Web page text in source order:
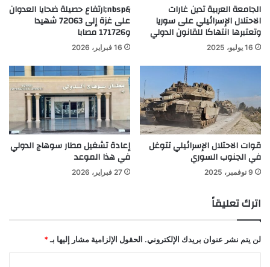
الجامعة العربية تدين غارات
الاحتلال الإسرائيلي على سوريا
وتعتبرها انتهاكا للقانون الدولي
16 يوليو، 2025
&nbsp;ارتفاع حصيلة ضحايا العدوان
على غزة إلى 72063 شهيدا
و171726 مصابا
16 فبراير، 2026
قوات الاحتلال الإسرائيلي تتوغل
في الجنوب السوري
9 نوفمبر، 2025
إعادة تشغيل مطار سوهاج الدولي
في هذا الموعد
27 فبراير، 2026
اترك تعليقاً
لن يتم نشر عنوان بريدك الإلكتروني. الحقول الإلزامية مشار إليها بـ *